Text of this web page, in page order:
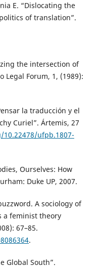
E. “Dislocating the
of translation”.
the intersection of
Legal Forum, 1, (1989):
la traducción y el
Curiel”. Ártemis, 27
ufpb.1807-
Ourselves: How
Duke UP, 2007.
A sociology of
a feminist theory
67–85.
.
Global South”.